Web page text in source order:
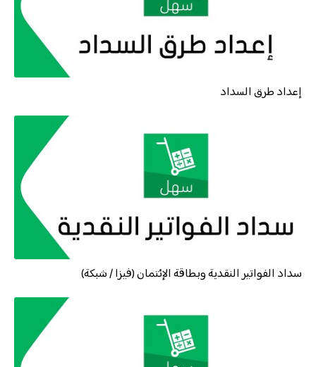
إعداد طرق السداد
سداد الفواتير النقدية وبطاقة الإئتمان (فيزا / شبكة)